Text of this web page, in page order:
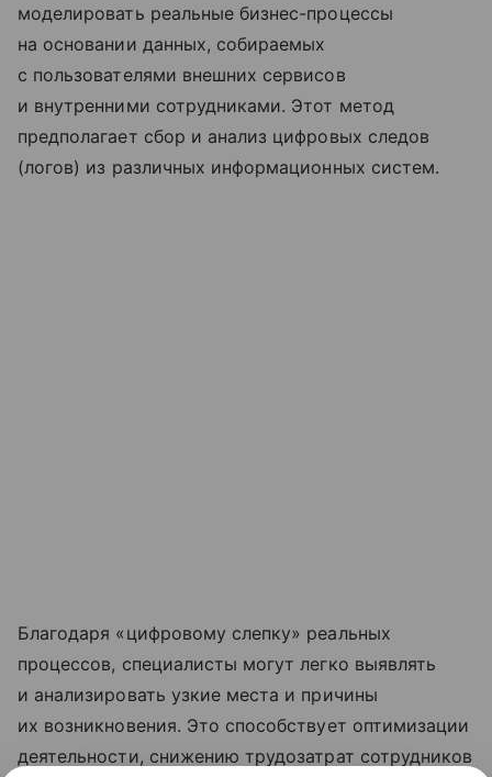
моделировать реальные бизнес-процессы
на основании данных, собираемых
с пользователями внешних сервисов
и внутренними сотрудниками. Этот метод
предполагает сбор и анализ цифровых следов
(логов) из различных информационных систем.
Благодаря «цифровому слепку» реальных
процессов, специалисты могут легко выявлять
и анализировать узкие места и причины
их возникновения. Это способствует оптимизации
деятельности, снижению трудозатрат сотрудников